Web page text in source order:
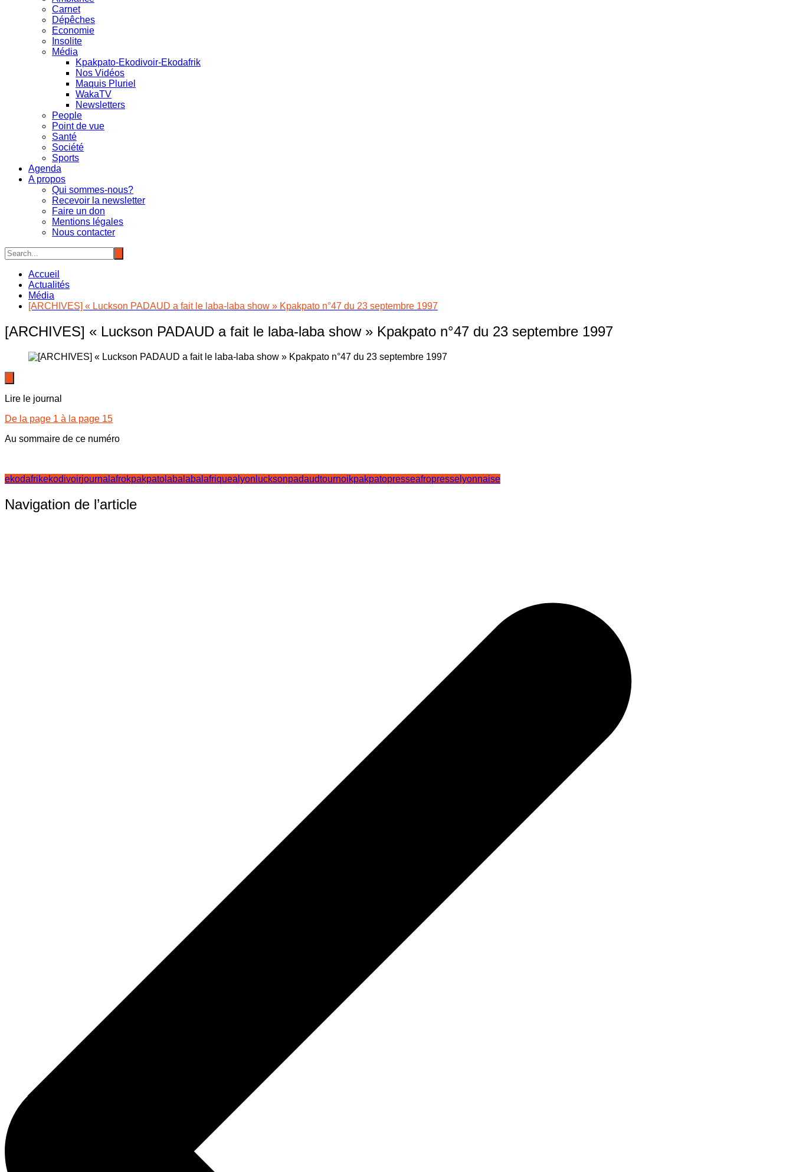
Carnet
Dépêches
Economie
Insolite
Média
Kpakpato-Ekodivoir-Ekodafrik
Nos Vidéos
Maquis Pluriel
WakaTV
Newsletters
People
Point de vue
Santé
Société
Sports
Agenda
A propos
Qui sommes-nous?
Recevoir la newsletter
Faire un don
Mentions légales
Nous contacter
Accueil
Actualités
Média
[ARCHIVES] « Luckson PADAUD a fait le laba-laba show » Kpakpato n°47 du 23 septembre 1997
[ARCHIVES] « Luckson PADAUD a fait le laba-laba show » Kpakpato n°47 du 23 septembre 1997
Lire le journal
De la page 1 à la page 15
Au sommaire de ce numéro
ekodafrikekodivoirjournalafrokpakpato labalaba lafriquealyon lucksonpadaudtournoikpakpatopresseafropresselyonnaise
Navigation de l’article